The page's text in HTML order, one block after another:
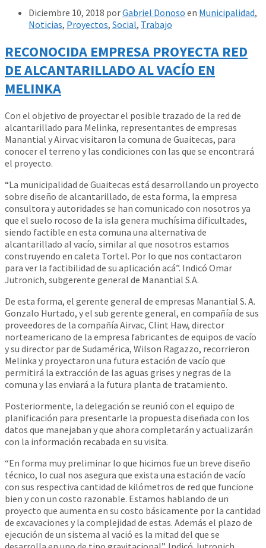
Diciembre 10, 2018 porGabriel Donoso en Municipalidad,
Noticias, Proyectos, Social, Trabajo
RECONOCIDA EMPRESA PROYECTA RED
DE ALCANTARILLADO AL VACÍO EN
MELINKA
Con el objetivo de proyectar el posible trazado de la red de
alcantarillado para Melinka, representantes de empresas
Manantial y Airvac visitaron la comuna de Guaitecas, para
conocer el terreno y las condiciones con las que se encontrará
el proyecto.
“La municipalidad de Guaitecas está desarrollando un proyecto
sobre diseño de alcantarillado, de esta forma, la empresa
consultora y autoridades se han comunicado con nosotros ya
que el suelo rocoso de la isla genera muchísima dificultades,
siendo factible en esta comuna una alternativa de
alcantarillado al vacío, similar al que nosotros estamos
construyendo en caleta Tortel. Por lo que nos contactaron
para ver la factibilidad de su aplicación acá”. Indicó Omar
Jutronich, subgerente general de Manantial S.A.
De esta forma, el gerente general de empresas Manantial S. A.
Gonzalo Hurtado, y el sub gerente general, en compañía de sus
proveedores de la compañía Airvac, Clint Haw, director
norteamericano de la empresa fabricantes de equipos de vacío
y su director par de Sudamérica, Wilson Ragazzo, recorrieron
Melinka y proyectaron una futura estación de vacío que
permitirá la extracción de las aguas grises y negras de la
comuna y las enviará a la futura planta de tratamiento.
Posteriormente, la delegación se reunió con el equipo de
planificación para presentarle la propuesta diseñada con los
datos que manejaban y que ahora completarán y actualizarán
con la información recabada en su visita.
“En forma muy preliminar lo que hicimos fue un breve diseño
técnico, lo cual nos asegura que exista una estación de vacío
con sus respectiva cantidad de kilómetros de red que funcione
bien y con un costo razonable. Estamos hablando de un
proyecto que aumenta en su costo básicamente por la cantidad
de excavaciones y la complejidad de estas. Además el plazo de
ejecución de un sistema al vació es la mitad del que se